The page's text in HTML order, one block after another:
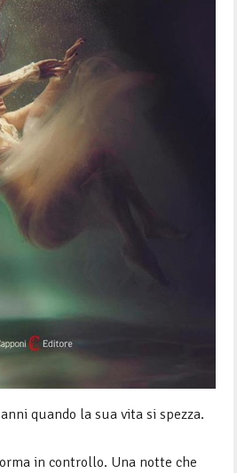
quando la sua vita si spezza.
in controllo. Una notte che